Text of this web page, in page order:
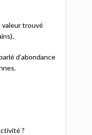
valeur trouvé
d’abondance
?